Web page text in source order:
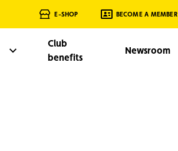
E-SHOP BECOME A MEMBER
Club
benefits
Newsroom